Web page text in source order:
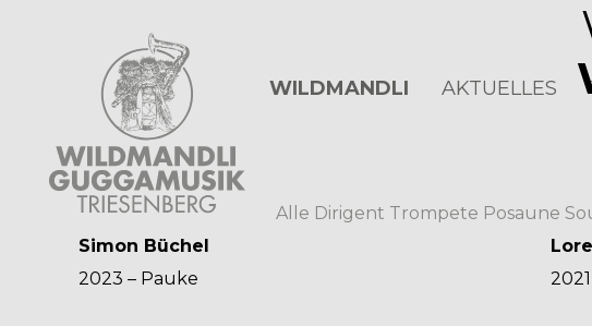
WILDMANDLI AKTUELLES
Alle Dirigent Trompete Posaune
Simon Büchel
2023 – Pauke